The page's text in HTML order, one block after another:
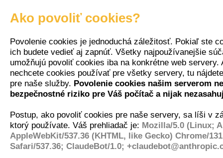
Ako povoliť cookies?
Povolenie cookies je jednoduchá záležitosť. Pokiaľ ste
ich budete vedieť aj zapnúť. Všetky najpoužívanejšie
umožňujú povoliť cookies iba na konkrétne web servery.
nechcete cookies používať pre všetky servery, tu
pre naše služby. Povolenie cookies našim serverom
bezpečnostné riziko pre Váš počítač a nijak
Postup, ako povoliť cookies pre naše servery, sa líši v
ktorý používate. Váš prehliadač je: Mozilla/5.0 (Linux;
AppleWebKit/537.36 (KHTML, like Gecko) Chrome/
Safari/537.36; ClaudeBot/1.0;